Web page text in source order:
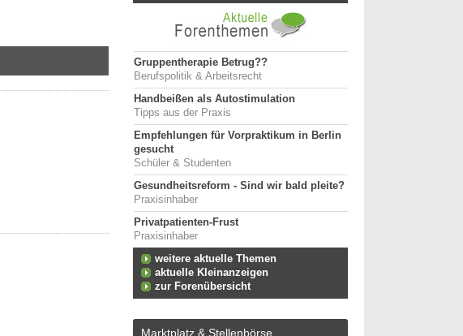
Gruppentherapie Betrug??
Berufspolitik & Arbeitsrecht
Handbeißen als Autostimulation
Tipps aus der Praxis
Empfehlungen für Vorpraktikum in Berlin
gesucht
Schüler & Studenten
Gesundheitsreform - Sind wir bald pleite?
Praxisinhaber
Privatpatienten-Frust
Praxisinhaber
weitere aktuelle Themen
aktuelle Kleinanzeigen
zur Forenübersicht
Marktplatz & Stellenbörse